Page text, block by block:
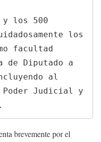
los 500
los
facultad
de Diputado a
al
Judicial y
brevemente por el